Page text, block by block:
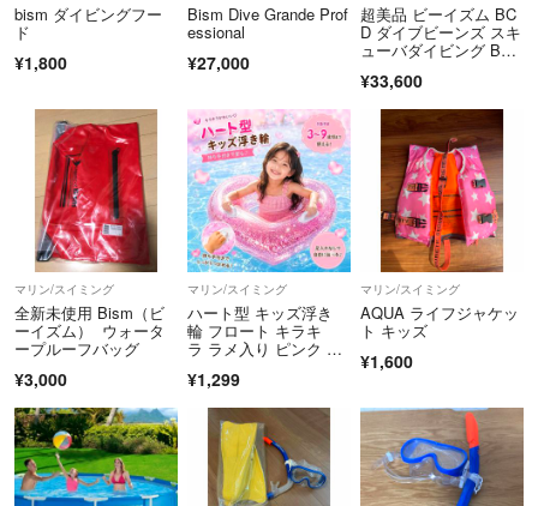
bism ダイビングフー
ド
¥1,800
Bism Dive Grande Prof
essional
¥27,000
超美品 ビーイズム BC
D ダイブビーンズ スキ
ューバダイビング BC
¥33,600
マリン/スイミング
全新未使用 Bism（ビ
ーイズム） ウォータ
ープルーフバッグ
¥3,000
マリン/スイミング
ハート型 キッズ浮き
輪 フロート キラキ
ラ ラメ入り ピンク 子
¥1,299
マリン/スイミング
AQUA ライフジャケッ
ト キッズ
¥1,600